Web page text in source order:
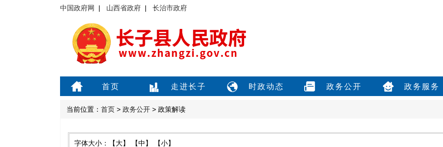
中国政府网 | 山西省政府 | 长治市政府
首页 走进长子 时政动态 政务公开 政务服务
当前位置： 首页 > 政务公开 > 政策解读
字体大小： 【大】 【中】 【小】